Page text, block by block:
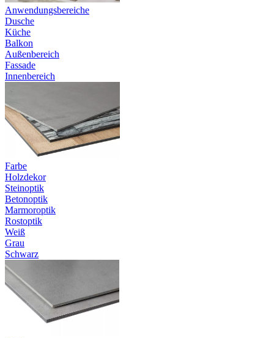
Anwendungsbereiche
Dusche
Küche
Balkon
Außenbereich
Fassade
Innenbereich
Farbe
Holzdekor
Steinoptik
Betonoptik
Marmoroptik
Rostoptik
Weiß
Grau
Schwarz